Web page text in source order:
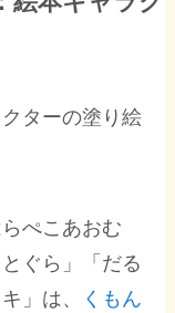
ターの塗り絵
ぺこあおむ
ぐら」「だる
」は、
くもん